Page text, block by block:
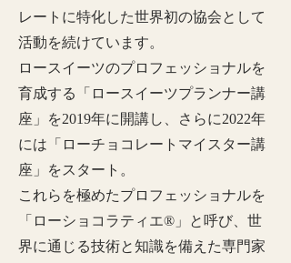
レートに特化した世界初の協会として
活動を続けています。
ロースイーツのプロフェッショナルを
育成する「ロースイーツプランナー講
座」を2019年に開講し、さらに2022年
には「ローチョコレートマイスター講
座」をスタート。
これらを極めたプロフェッショナルを
「ローショコラティエ®︎」と呼び、世
界に通じる技術と知識を備えた専門家